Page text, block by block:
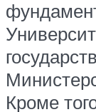
Кроме